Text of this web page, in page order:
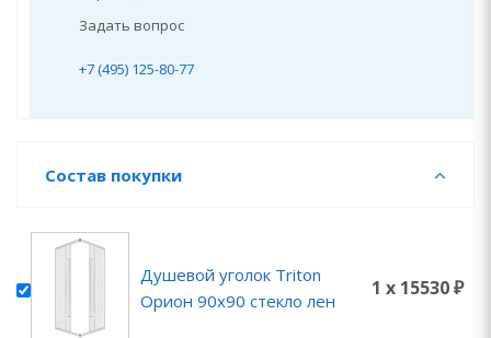
Задать вопрос
+7 (495) 125-80-77
Состав покупки
Душевой уголок Triton
Орион 90x90 стекло лен
1 x 15530 ₽